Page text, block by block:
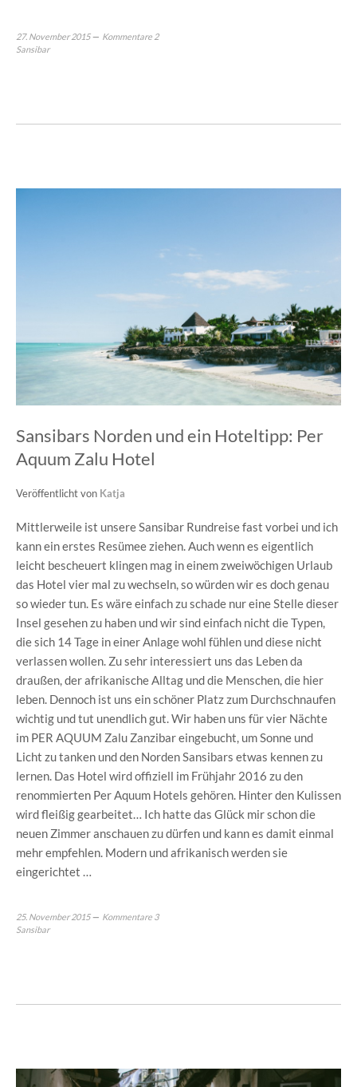
27. November 2015
Kommentare 2
Sansibar
Sansibars Norden und ein Hoteltipp: Per
Aquum Zalu Hotel
Veröffentlicht von Katja
Mittlerweile ist unsere Sansibar Rundreise fast vorbei und ich
kann ein erstes Resümee ziehen. Auch wenn es eigentlich
leicht bescheuert klingen mag in einem zweiwöchigen Urlaub
das Hotel vier mal zu wechseln, so würden wir es doch genau
so wieder tun. Es wäre einfach zu schade nur eine Stelle dieser
Insel gesehen zu haben und wir sind einfach nicht die Typen,
die sich 14 Tage in einer Anlage wohl fühlen und diese nicht
verlassen wollen. Zu sehr interessiert uns das Leben da
draußen, der afrikanische Alltag und die Menschen, die hier
leben. Dennoch ist uns ein schöner Platz zum Durchschnaufen
wichtig und tut unendlich gut. Wir haben uns für vier Nächte
im PER AQUUM Zalu Zanzibar eingebucht, um Sonne und
Licht zu tanken und den Norden Sansibars etwas kennen zu
lernen. Das Hotel wird offiziell im Frühjahr 2016 zu den
renommierten Per Aquum Hotels gehören. Hinter den Kulissen
wird fleißig gearbeitet… Ich hatte das Glück mir schon die
neuen Zimmer anschauen zu dürfen und kann es damit einmal
mehr empfehlen. Modern und afrikanisch werden sie
eingerichtet …
25. November 2015
Kommentare 3
Sansibar